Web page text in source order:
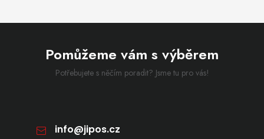
Pomůžeme vám s výběrem
Potřebujete s něčím poradit? Jsme tu pro vás!
info@jipos.cz